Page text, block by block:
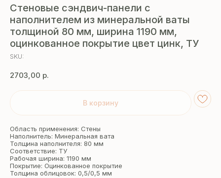
Стеновые сэндвич-панели с
наполнителем из минеральной ваты
толщиной 80 мм, ширина 1190 мм,
оцинкованное покрытие цвет цинк, ТУ
SKU:
2703,00 р.
В корзину
Область применения: Стены
Наполнитель: Минеральная вата
Толщина наполнителя: 80 мм
Соответствие: ТУ
Рабочая ширина: 1190 мм
Покрытие: Оцинкованное покрытие
Толщина облицовок: 0,5/0,5 мм